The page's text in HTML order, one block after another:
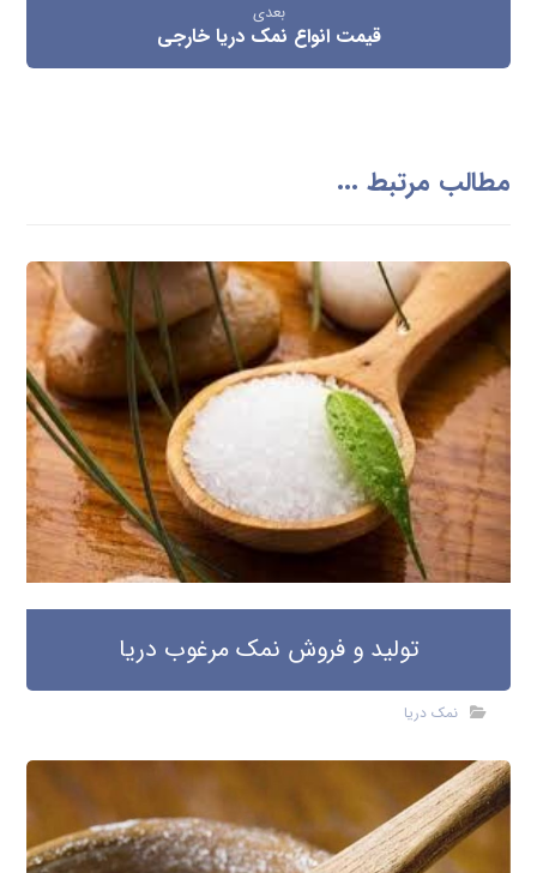
بعدی
قیمت انواع نمک دریا خارجی
مطالب مرتبط ...
تولید و فروش نمک مرغوب دریا
نمک دریا